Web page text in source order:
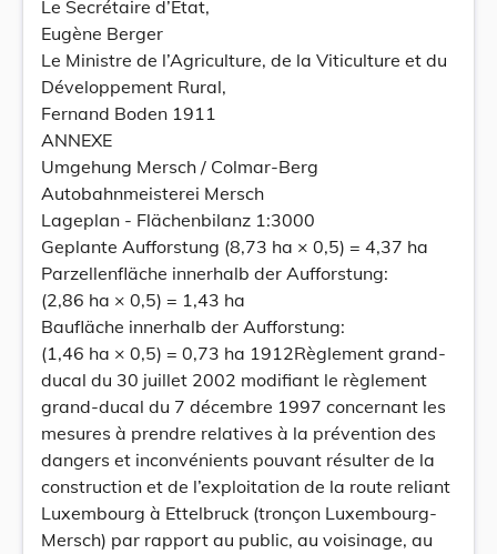
Le Secrétaire d’État,
Eugène Berger
Le Ministre de l’Agriculture, de la Viticulture et du
Développement Rural,
Fernand Boden 1911
ANNEXE
Umgehung Mersch / Colmar-Berg
Autobahnmeisterei Mersch
Lageplan - Flächenbilanz 1:3000
Geplante Aufforstung (8,73 ha × 0,5) = 4,37 ha
Parzellenfläche innerhalb der Aufforstung:
(2,86 ha × 0,5) = 1,43 ha
Baufläche innerhalb der Aufforstung:
(1,46 ha × 0,5) = 0,73 ha 1912Règlement grand-
ducal du 30 juillet 2002 modifiant le règlement
grand-ducal du 7 décembre 1997 concernant les
mesures à prendre relatives à la prévention des
dangers et inconvénients pouvant résulter de la
construction et de l’exploitation de la route reliant
Luxembourg à Ettelbruck (tronçon Luxembourg-
Mersch) par rapport au public, au voisinage, au